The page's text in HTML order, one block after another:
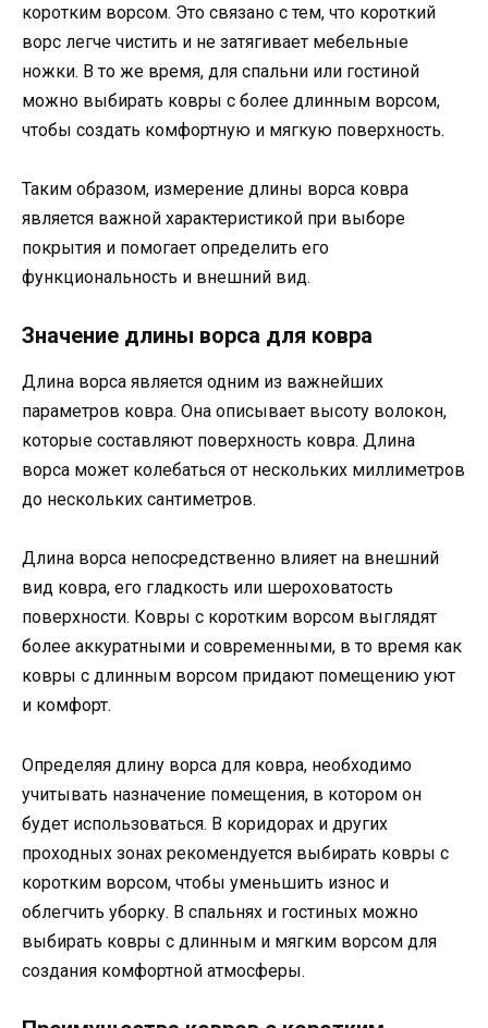
коротким ворсом. Это связано с тем, что короткий
ворс легче чистить и не затягивает мебельные
ножки. В то же время, для спальни или гостиной
можно выбирать ковры с более длинным ворсом,
чтобы создать комфортную и мягкую поверхность.
Таким образом, измерение длины ворса ковра
является важной характеристикой при выборе
покрытия и помогает определить его
функциональность и внешний вид.
Значение длины ворса для ковра
Длина ворса является одним из важнейших
параметров ковра. Она описывает высоту волокон,
которые составляют поверхность ковра. Длина
ворса может колебаться от нескольких миллиметров
до нескольких сантиметров.
Длина ворса непосредственно влияет на внешний
вид ковра, его гладкость или шероховатость
поверхности. Ковры с коротким ворсом выглядят
более аккуратными и современными, в то время как
ковры с длинным ворсом придают помещению уют
и комфорт.
Определяя длину ворса для ковра, необходимо
учитывать назначение помещения, в котором он
будет использоваться. В коридорах и других
проходных зонах рекомендуется выбирать ковры с
коротким ворсом, чтобы уменьшить износ и
облегчить уборку. В спальнях и гостиных можно
выбирать ковры с длинным и мягким ворсом для
создания комфортной атмосферы.